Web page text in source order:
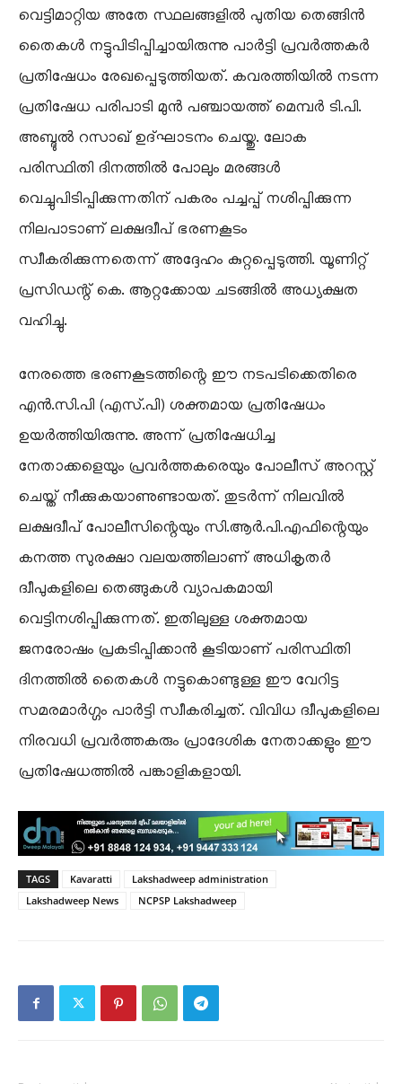
വെട്ടിമാറ്റിയ അതേ സ്ഥലങ്ങളിൽ പുതിയ തെങ്ങിൻ
തൈകൾ നട്ടുപിടിപ്പിച്ചായിരുന്നു പാർട്ടി പ്രവർത്തകർ
പ്രതിഷേധം രേഖപ്പെടുത്തിയത്. കവരത്തിയിൽ നടന്ന
പ്രതിഷേധ പരിപാടി മുൻ പഞ്ചായത്ത് മെമ്പർ ടി.പി.
അബ്ദുൽ റസാഖ് ഉദ്ഘാടനം ചെയ്തു. ലോക
പരിസ്ഥിതി ദിനത്തിൽ പോലും മരങ്ങൾ
വെച്ചുപിടിപ്പിക്കുന്നതിന് പകരം പച്ചപ്പ്‌ നശിപ്പിക്കുന്ന
നിലപാടാണ് ലക്ഷദ്വീപ് ഭരണകൂടം
സ്വീകരിക്കുന്നതെന്ന് അദ്ദേഹം കുറ്റപ്പെടുത്തി. യൂണിറ്റ്
പ്രസിഡന്റ് കെ. ആറ്റക്കോയ ചടങ്ങിൽ അധ്യക്ഷത
വഹിച്ചു.
​നേരത്തെ ഭരണകൂടത്തിന്റെ ഈ നടപടിക്കെതിരെ
എൻ.സി.പി (എസ്.പി) ശക്തമായ പ്രതിഷേധം
ഉയർത്തിയിരുന്നു. അന്ന് പ്രതിഷേധിച്ച
നേതാക്കളെയും പ്രവർത്തകരെയും പോലീസ് അറസ്റ്റ്
ചെയ്ത് നീക്കുകയാണുണ്ടായത്. തുടർന്ന് നിലവിൽ
ലക്ഷദ്വീപ് പോലീസിന്റെയും സി.ആർ.പി.എഫിന്റെയും
കനത്ത സുരക്ഷാ വലയത്തിലാണ് അധികൃതർ
ദ്വീപുകളിലെ തെങ്ങുകൾ വ്യാപകമായി
വെട്ടിനശിപ്പിക്കുന്നത്. ഇതിലുള്ള ശക്തമായ
ജനരോഷം പ്രകടിപ്പിക്കാൻ കൂടിയാണ് പരിസ്ഥിതി
ദിനത്തിൽ തൈകൾ നട്ടുകൊണ്ടുള്ള ഈ വേറിട്ട
സമരമാർഗ്ഗം പാർട്ടി സ്വീകരിച്ചത്. വിവിധ ദ്വീപുകളിലെ
നിരവധി പ്രവർത്തകരും പ്രാദേശിക നേതാക്കളും ഈ
പ്രതിഷേധത്തിൽ പങ്കാളികളായി.
TAGS Kavaratti
Lakshadweep administration
Lakshadweep News
NCPSP Lakshadweep